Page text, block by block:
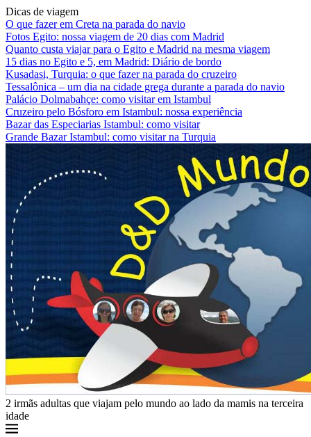
Dicas de viagem
O que fazer em Creta na parada do navio
Fotos Egito: nossa viagem de 20 dias com Madrid
Quanto custa viajar para o Egito e Madrid na mesma viagem
15 dias no Egito e 5, em Madrid: Diário de bordo
Kusadasi, Turquia: o que fazer na parada do cruzeiro
Tessalônica – um dia na cidade grega durante a parada do navio
Palácio Dolmabahçe: como visitar em Istambul
Cruzeiro pelo Bósforo em Istambul: nossa experiência
Bazar das Especiarias Istambul: como visitar
Grande Bazar Istambul: como visitar na Turquia
2 irmãs adultas que viajam pelo mundo ao lado da mamis na terceira
idade